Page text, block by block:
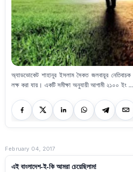
অ্যাডভোকেট শাহানূর ইসলাম সৈকত জলবায়ূর নেতিবাচক পরিবর্তনের প্রভাব বাংলাদেশের সর্বত্র
লক্ষ করা যায়। একটি সমীক্ষা অনুযায়ী আগামী ২১০০ ইং ...
February 04, 2017
এই বাংলাদেশ-ই-কি আমরা চেয়েছিলাম!